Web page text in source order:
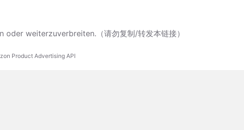
weiterzuverbreiten.（请勿复制/转发本链接）
Product Advertising API